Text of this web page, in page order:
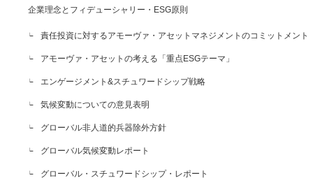
企業理念とフィデューシャリー・ESG原則
責任投資に対するアモーヴァ・アセットマネジメントのコミットメント
アモーヴァ・アセットの考える「重点ESGテーマ」
エンゲージメント&スチュワードシップ戦略
気候変動についての意見表明
グローバル非人道的兵器除外方針
グローバル気候変動レポート
グローバル・スチュワードシップ・レポート